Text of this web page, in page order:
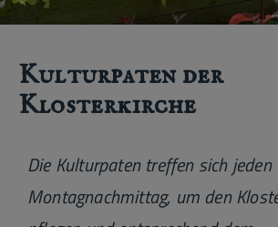
Kulturpaten der
Klosterkirche
Die Kulturpaten treffen sich jeden
Montagnachmittag, um den